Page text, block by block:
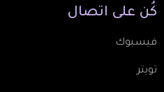
كُن على اتصال
فيسبوك
تويتر